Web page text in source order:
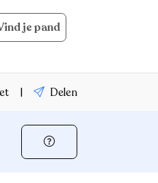
je pand
| Delen